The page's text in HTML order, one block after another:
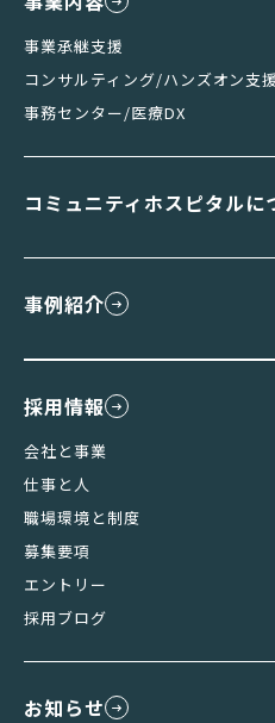
事業承継支援
コンサルティング/ハンズオン支援
事務センター/医療DX
コミュニティホスピタルに
事例紹介
採用情報
会社と事業
仕事と人
職場環境と制度
募集要項
エントリー
採用ブログ
お知らせ